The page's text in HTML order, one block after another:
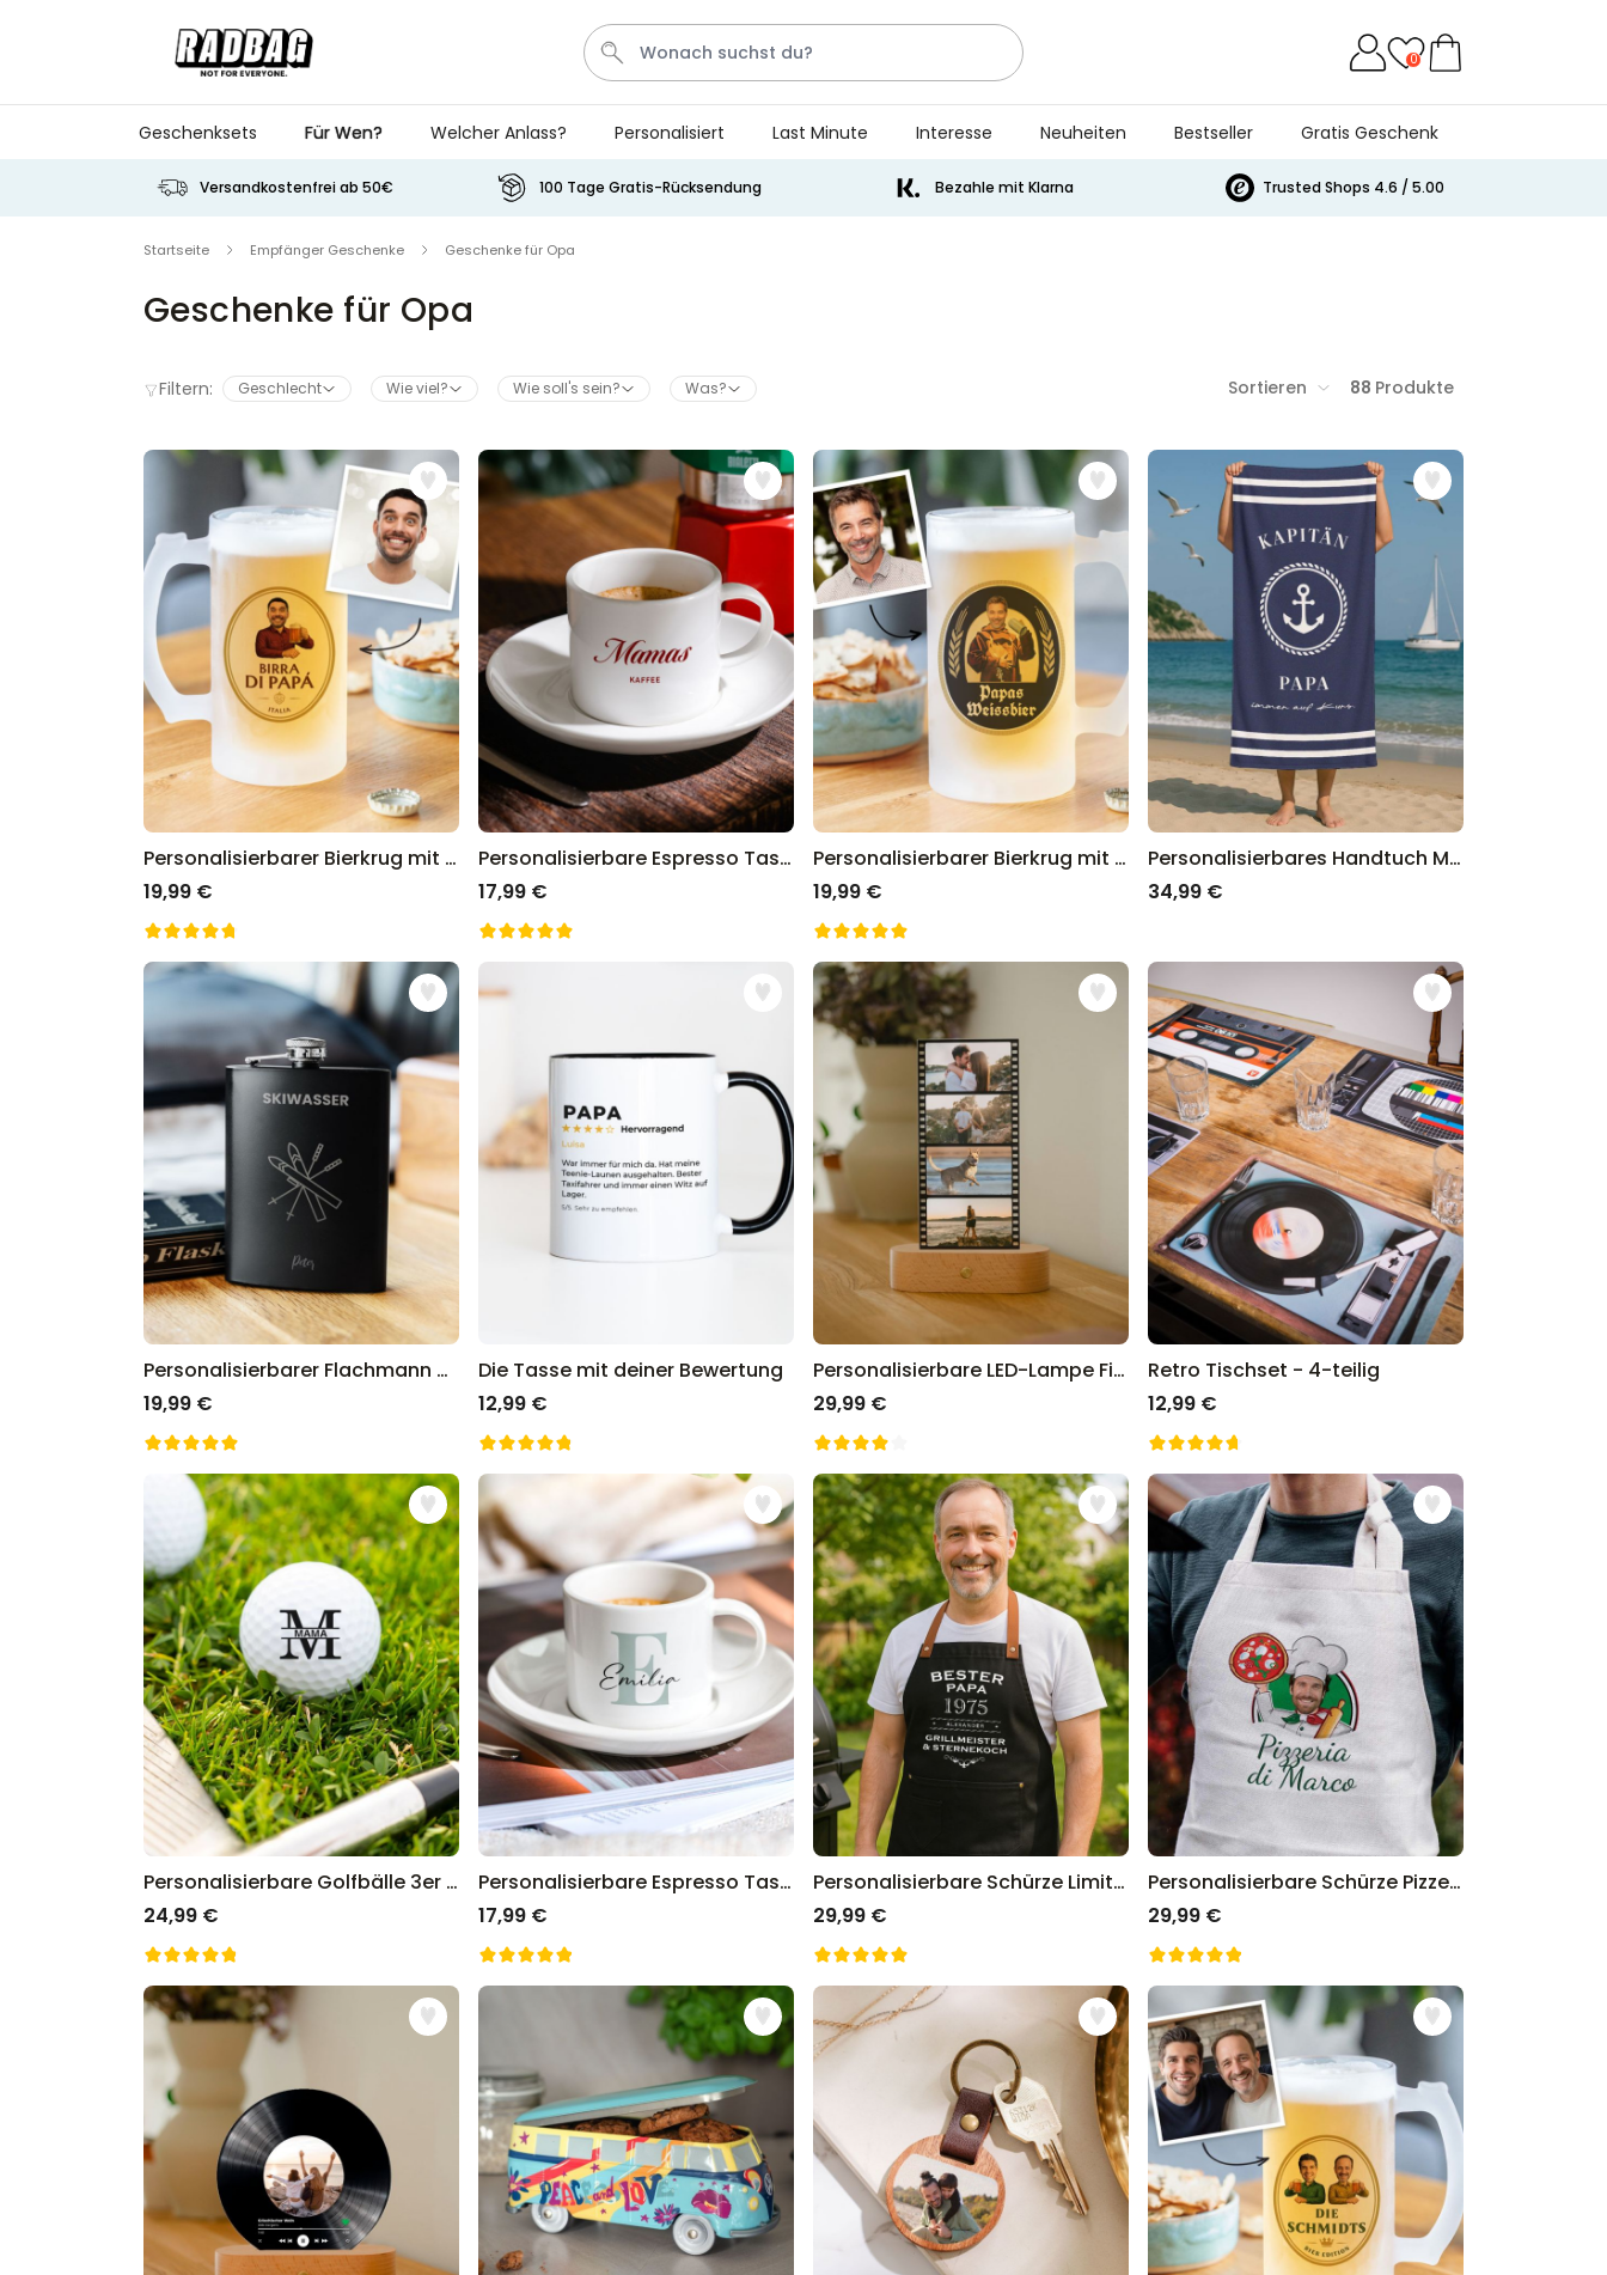
Personalisierbar
über 2.400
mal gekauft
34,99 €
Personalisierbar
Personalisierbares Aperol
Spritz Glas mit Name
über 19.400
mal gekauft
16,99 €
Personalisierbar
Personalisierbare Schürze
Pizzeria mit Gesicht
über 1.900
mal gekauft
29,99 €
Personalisierbarer Duftbaum
2er Set im Polaroid-Look
0
Geschenksets Für Wen? Welcher Anlass? Personalisiert Last Minute Interesse Neuheiten Bestseller Gratis Geschenk
Versandkostenfrei ab 50€ 100 Tage Gratis-Rücksendung Bezahle mit Klarna Trusted Shops 4.6 / 5.00
Startseite Empfänger Geschenke Geschenke für Opa
Geschenke für Opa
Filtern: Geschlecht Wie viel? Wie soll's sein? Was? Sortieren 88 Produkte
Personalisierbarer Bierkrug mit Logo und Gesicht
19,99 €
Personalisierbare Espresso Tasse mit Namen
17,99 €
Personalisierbarer Bierkrug mit Gesicht und Name
19,99 €
Personalisierbares Handtuch Maritim mit Text
34,99 €
Personalisierbarer Flachmann mit Symbol und Text
19,99 €
Die Tasse mit deiner Bewertung
12,99 €
Personalisierbare LED-Lampe Filmstreifen mit Fotos
29,99 €
Retro Tischset - 4-teilig
12,99 €
Personalisierbare Golfbälle 3er Set mit Monogramm
24,99 €
Personalisierbare Espresso Tasse mit Monogramm
17,99 €
Personalisierbare Schürze Limited Edition
29,99 €
Personalisierbare Schürze Pizzeria mit Gesicht
29,99 €